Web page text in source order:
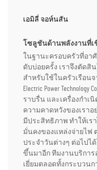
เอมิลี่ จอห์นสัน
โซลูชันด้านพลังงานที่เ
ในฐานะครอบครัวที่อา
ดับบ่อยครั้ง เราจึงตัดสิ
สำหรับใช้ในครัวเรือนจาก
Electric Power
ราบรื่น และเครื่องกำเ
ความคาดหวังของเราอ
มีประสิทธิภาพ ทำให้เร
มั่นคงของแหล่งจ่ายไฟ
ประจำวันต่างๆ ต่อไปไ
ขึ้นมาอีก ทีมงานบริการ
เยี่ยมตลอดทั้งกระบวน